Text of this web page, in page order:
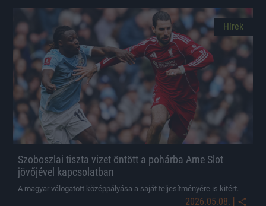
Hírek
Szoboszlai tiszta vizet öntött a pohárba Arne Slot
jövőjével kapcsolatban
A magyar válogatott középpályása a saját teljesítményére is kitért.
2026.05.08. |